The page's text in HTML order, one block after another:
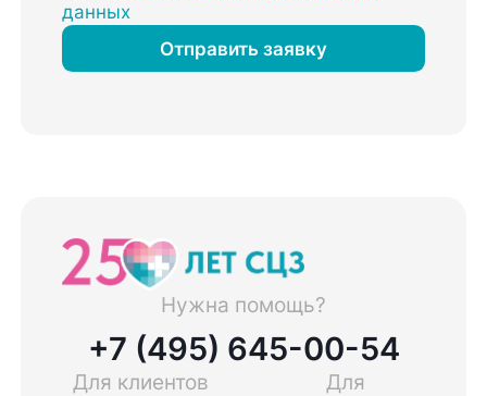
данных
Отправить заявку
Нужна помощь?
+7 (495) 645-00-54
Для клиентов
Для